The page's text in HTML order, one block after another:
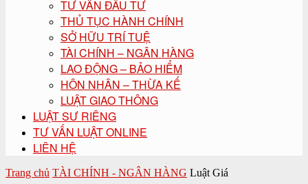
TƯ VẤN ĐẦU TƯ
THỦ TỤC HÀNH CHÍNH
SỞ HỮU TRÍ TUỆ
TÀI CHÍNH – NGÂN HÀNG
LAO ĐỘNG – BẢO HIỂM
HÔN NHÂN – THỪA KẾ
LUẬT GIAO THÔNG
LUẬT SƯ RIÊNG
TƯ VẤN LUẬT ONLINE
LIÊN HỆ
Trang chủ TÀI CHÍNH - NGÂN HÀNG Luật Giá